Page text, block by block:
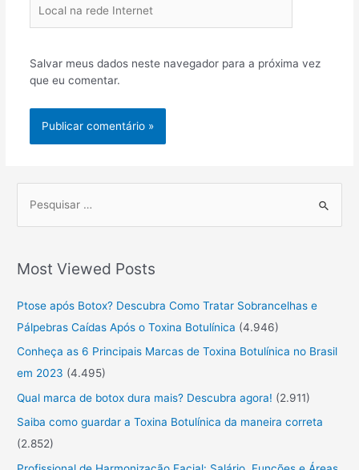
na
Salvar meus dados neste navegador para a próxima vez
que eu comentar.
r
c
r
:
Most Viewed Posts
Ptose após Botox? Descubra Como Tratar Sobrancelhas e
Pálpebras Caídas Após o Toxina Botulínica (4.946)
Conheça as 6 Principais Marcas de Toxina Botulínica no Brasil
em 2023 (4.495)
Qual marca de botox dura mais? Descubra agora! (2.911)
Saiba como guardar a Toxina Botulínica da maneira correta
(2.852)